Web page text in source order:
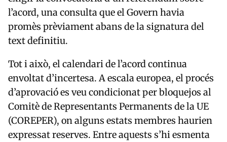
l’acord, una consulta que el Govern havia
promès prèviament abans de la signatura del
text definitiu.
Tot i això, el calendari de l’acord continua
envoltat d’incertesa. A escala europea, el procés
d’aprovació es veu condicionat per bloquejos al
Comitè de Representants Permanents de la UE
(COREPER), on alguns estats membres haurien
expressat reserves. Entre aquests s’hi esmenta